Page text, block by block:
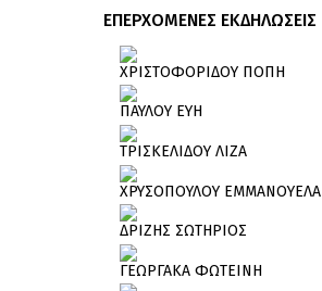
ΕΠΕΡΧΟΜΕΝΕΣ ΕΚΔΗΛΩΣΕΙΣ
ΧΡΙΣΤΟΦΟΡΙΔΟΥ ΠΟΠΗ
ΠΑΥΛΟΥ ΕΥΗ
ΤΡΙΣΚΕΛΙΔΟΥ ΛΙΖΑ
ΧΡΥΣΟΠΟΥΛΟΥ ΕΜΜΑΝΟΥΕΛΑ
ΔΡΙΖΗΣ ΣΩΤΗΡΙΟΣ
ΓΕΩΡΓΑΚΑ ΦΩΤΕΙΝΗ